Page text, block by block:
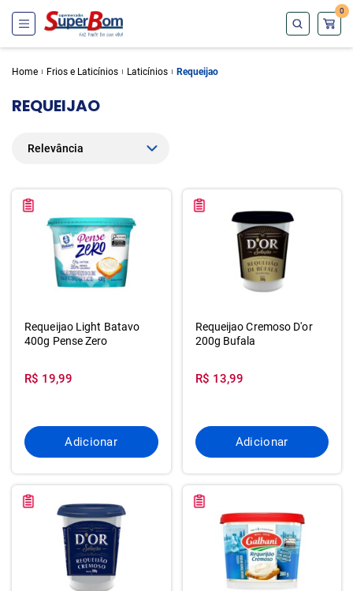
0
Home Frios e Laticínios Laticínios Requeijao
REQUEIJAO
Requeijao Light Batavo
400g Pense Zero
R$ 19,99
Adicionar
Requeijao Cremoso D'or
200g Bufala
R$ 13,99
Adicionar